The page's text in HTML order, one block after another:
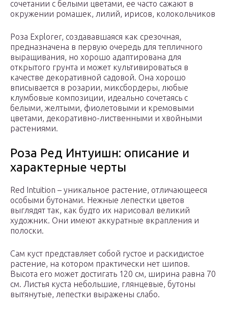
сочетании с белыми цветами, ее часто сажают в
окружении ромашек, лилий, ирисов, колокольчиков
Роза Explorer, создававшаяся как срезочная,
предназначена в первую очередь для тепличного
выращивания, но хорошо адаптирована для
открытого грунта и может культивироваться в
качестве декоративной садовой. Она хорошо
вписывается в розарии, миксбордеры, любые
клумбовые композиции, идеально сочетаясь с
белыми, желтыми, фиолетовыми и кремовыми
цветами, декоративно-лиственными и хвойными
растениями.
Роза Ред Интуишн: описание и
характерные черты
Red Intuition – уникальное растение, отличающееся
особыми бутонами. Нежные лепестки цветов
выглядят так, как будто их нарисовал великий
художник. Они имеют аккуратные вкрапления и
полоски.
Сам куст представляет собой густое и раскидистое
растение, на котором практически нет шипов.
Высота его может достигать 120 см, ширина равна 70
см. Листья куста небольшие, глянцевые, бутоны
вытянутые, лепестки выражены слабо.